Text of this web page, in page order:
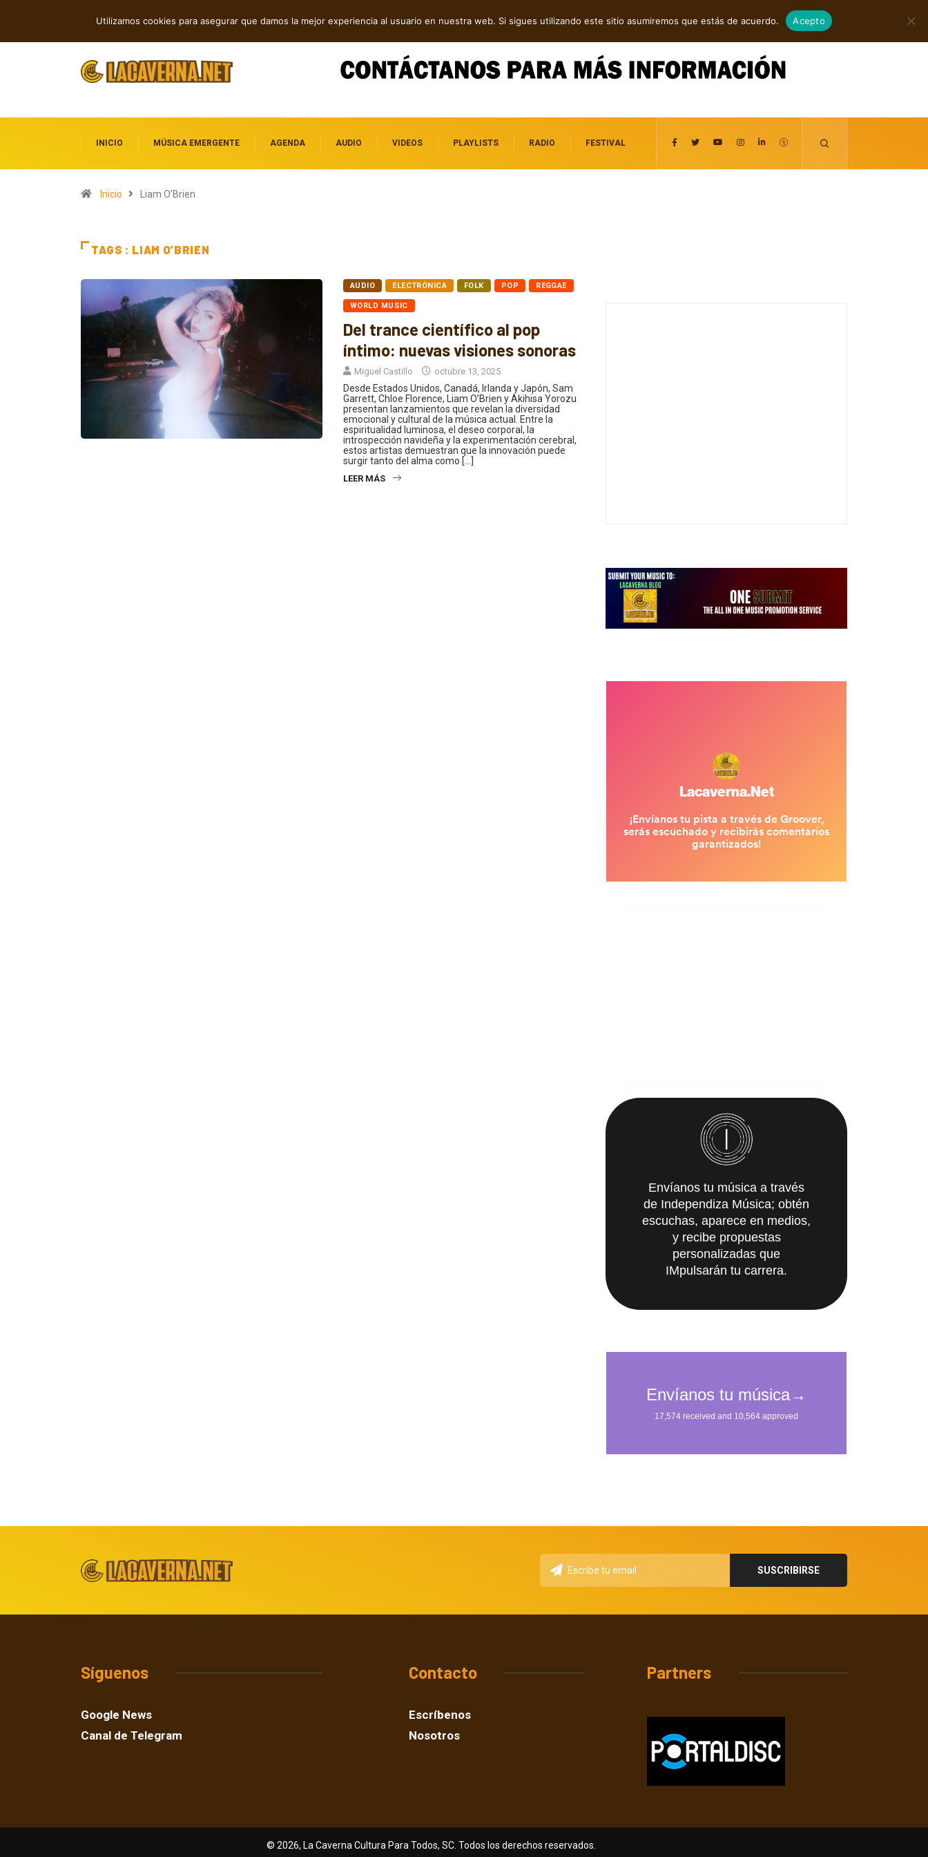
agosto 8, 2026
INICIO MÚSICA EMERGENTE AGENDA AUDIO VIDEOS PLAYLISTS RADIO FESTIVAL
Inicio Liam O’Brien
TAGS : LIAM O’BRIEN
AUDIO ELECTRÓNICA FOLK POP REGGAE
WORLD MUSIC
Del trance científico al pop
íntimo: nuevas visiones sonoras
Miguel Castillo octubre 13, 2025
Desde Estados Unidos, Canadá, Irlanda y Japón, Sam
Garrett, Chloe Florence, Liam O’Brien y Akihisa Yorozu
presentan lanzamientos que revelan la diversidad
emocional y cultural de la música actual. Entre la
espiritualidad luminosa, el deseo corporal, la
introspección navideña y la experimentación cerebral,
estos artistas demuestran que la innovación puede
surgir tanto del alma como […]
LEER MÁS
Envíanos tu música a través
de Independiza Música; obtén
escuchas, aparece en medios,
y recibe propuestas
personalizadas que
IMpulsarán tu carrera.
Síguenos
Google News
Canal de Telegram
Contacto
Escríbenos
Nosotros
Partners
© 2026, La Caverna Cultura Para Todos, SC. Todos los derechos reservados.
Utilizamos cookies para asegurar que damos la mejor experiencia al usuario en nuestra web. Si sigues utilizando este sitio asumiremos que estás de acuerdo. Acepto